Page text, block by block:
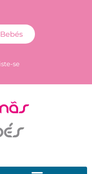
se